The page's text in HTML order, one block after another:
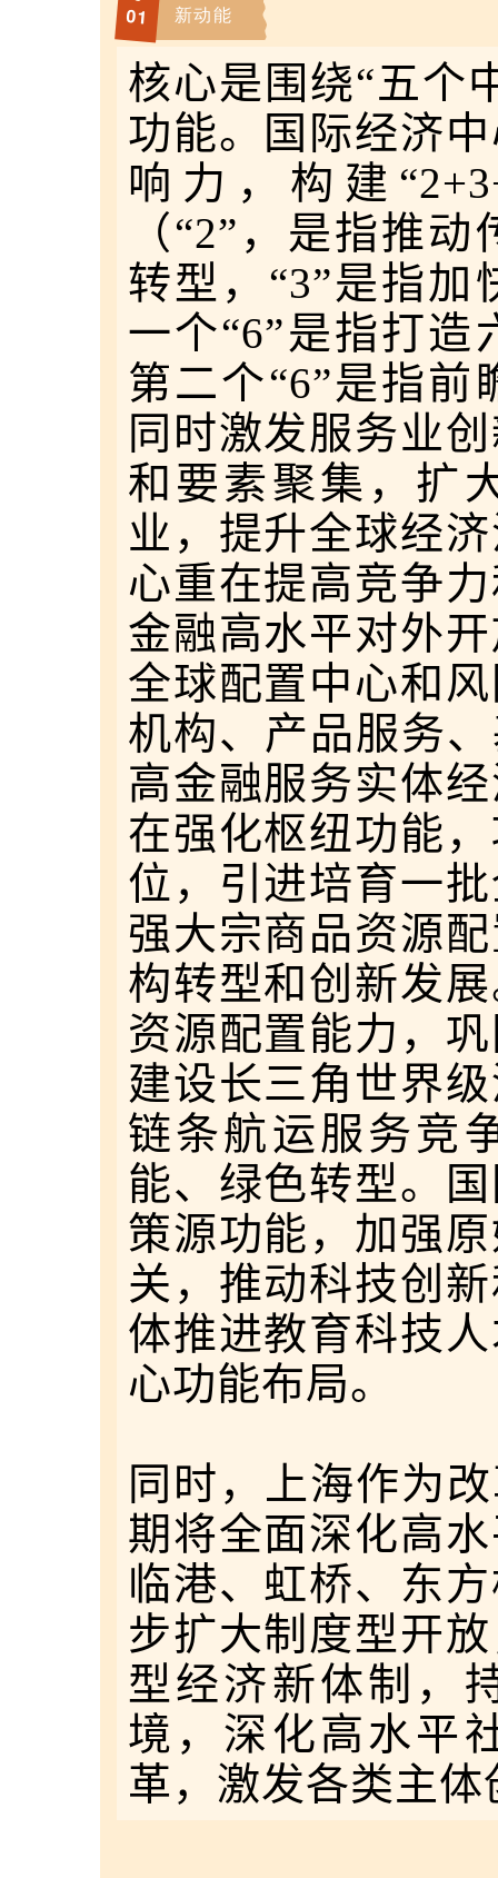
01 新动能
核心是围绕“五个
功能。国际经济
响力，构建
（“2”，是指推
转型，“3”是指
一个“6”是指打
第二个“6”是指
同时激发服务业
和要素聚集，扩
业，提升全球经
心重在提高竞争
金融高水平对外
全球配置中心和
机构、产品服务
高金融服务实体
在强化枢纽功能
位，引进培育一
强大宗商品资源
构转型和创新发
资源配置能力，
建设长三角世界
链条航运服务竞
能、绿色转型。
策源功能，加强
关，推动科技创
体推进教育科技
心功能布局。
同时，上海作为
期将全面深化高
临港、虹桥、东
步扩大制度型开
型经济新体制，
境，深化高水平
革，激发各类主